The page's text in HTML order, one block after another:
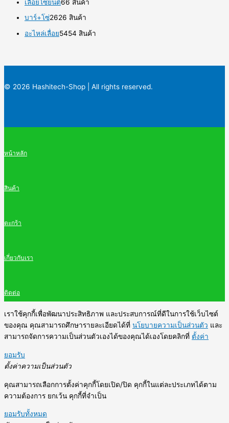
เลื่อยโซ่ยนต์66 สินค้า
บาร์+โซ่2626 สินค้า
อะไหล่เลื่อย5454 สินค้า
© 2026 Hashitech-Shop | All rights reserved.
หน้าหลัก
สินค้า
ตะกร้า
เกี่ยวกับเรา
ติดต่อ
เราใช้คุกกี้เพื่อพัฒนาประสิทธิภาพ และประสบการณ์ที่ดีในการใช้เว็บไซต์
ของคุณ คุณสามารถศึกษารายละเอียดได้ที่ นโยบายความเป็นส่วนตัว และ
สามารถจัดการความเป็นส่วนตัวเองได้ของคุณได้เองโดยคลิกที่ ตั้งค่า
ยอมรับ
ตั้งค่าความเป็นส่วนตัว
คุณสามารถเลือกการตั้งค่าคุกกี้โดยเปิด/ปิด คุกกี้ในแต่ละประเภทได้ตาม
ความต้องการ ยกเว้น คุกกี้ที่จำเป็น
ยอมรับทั้งหมด